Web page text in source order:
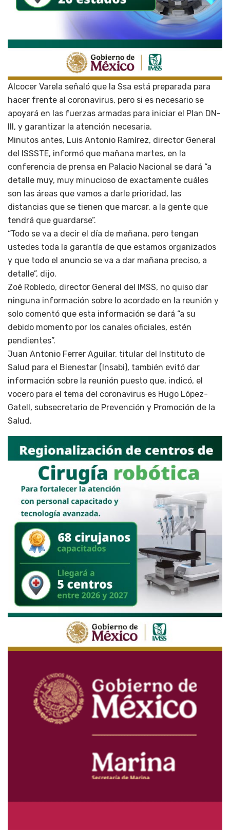
Alcocer Varela señaló que la Ssa está preparada para
hacer frente al coronavirus, pero si es necesario se
apoyará en las fuerzas armadas para iniciar el Plan DN-
III, y garantizar la atención necesaria.
Minutos antes, Luis Antonio Ramírez, director General
del ISSSTE, informó que mañana martes, en la
conferencia de prensa en Palacio Nacional se dará “a
detalle muy, muy minucioso de exactamente cuáles
son las áreas que vamos a darle prioridad, las
distancias que se tienen que marcar, a la gente que
tendrá que guardarse”.
“Todo se va a decir el día de mañana, pero tengan
ustedes toda la garantía de que estamos organizados
y que todo el anuncio se va a dar mañana preciso, a
detalle”, dijo.
Zoé Robledo, director General del IMSS, no quiso dar
ninguna información sobre lo acordado en la reunión y
solo comentó que esta información se dará “a su
debido momento por los canales oficiales, estén
pendientes”.
Juan Antonio Ferrer Aguilar, titular del Instituto de
Salud para el Bienestar (Insabi), también evitó dar
información sobre la reunión puesto que, indicó, el
vocero para el tema del coronavirus es Hugo López-
Gatell, subsecretario de Prevención y Promoción de la
Salud.